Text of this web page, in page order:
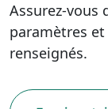
Assurez-vous
paramètres
renseignés.